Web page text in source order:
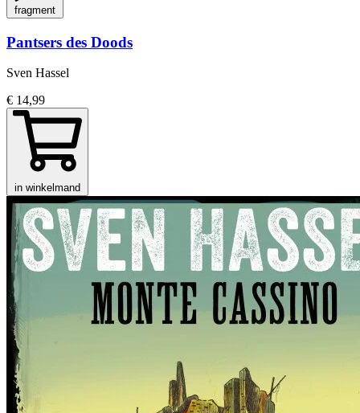
fragment
Pantsers des Doods
Sven Hassel
€ 14,99
in winkelmand